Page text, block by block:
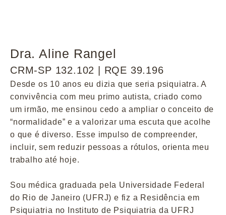
Dra. Aline Rangel
CRM-SP 132.102 | RQE 39.196
Desde os 10 anos eu dizia que seria psiquiatra. A
convivência com meu primo autista, criado como
um irmão, me ensinou cedo a ampliar o conceito de
“normalidade” e a valorizar uma escuta que acolhe
o que é diverso. Esse impulso de compreender,
incluir, sem reduzir pessoas a rótulos, orienta meu
trabalho até hoje.
Sou médica graduada pela Universidade Federal
do Rio de Janeiro (UFRJ) e fiz a Residência em
Psiquiatria no Instituto de Psiquiatria da UFRJ